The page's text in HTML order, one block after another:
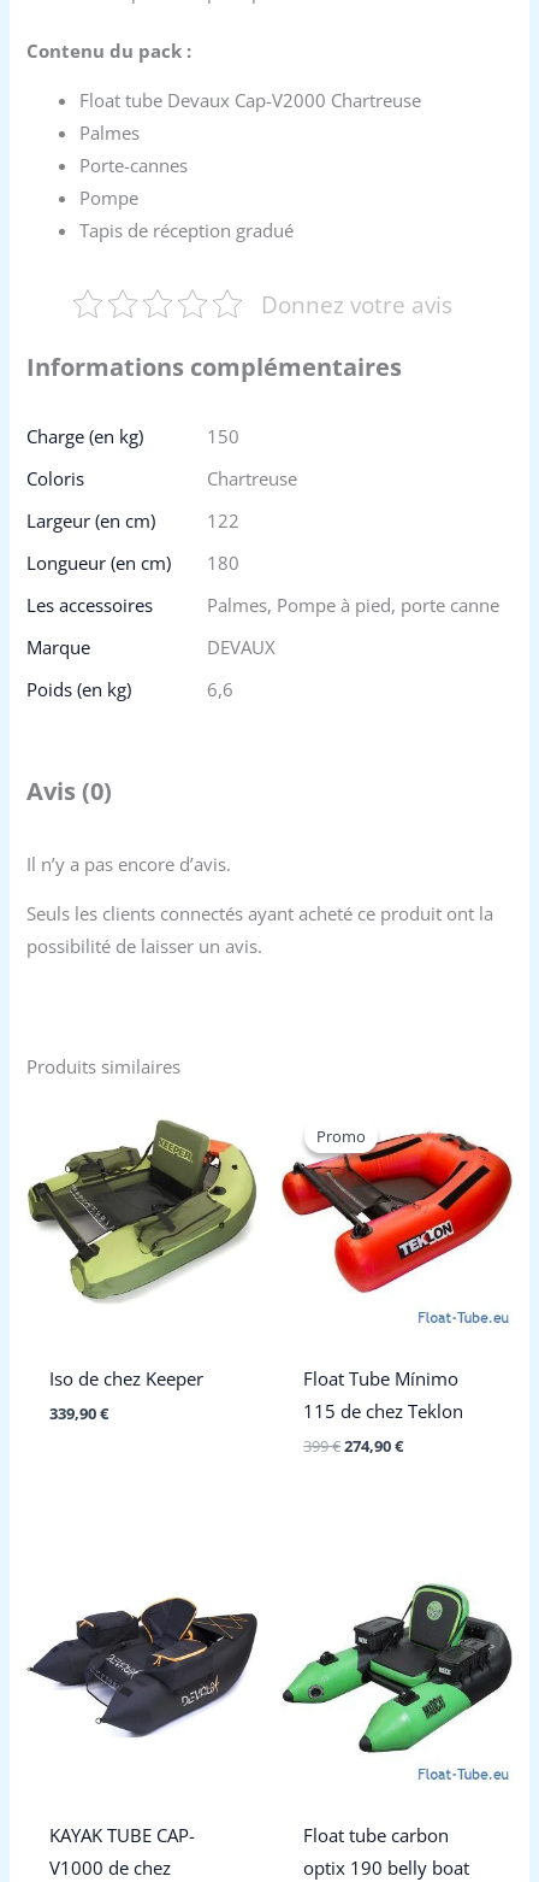
Contenu du pack :
Float tube Devaux Cap-V2000 Chartreuse
Palmes
Porte-cannes
Pompe
Tapis de réception gradué
Donnez votre avis
Informations complémentaires
Charge (en kg)
150
Coloris
Chartreuse
Largeur (en cm)
122
Longueur (en cm)
180
Les accessoires
Palmes, Pompe à pied, porte canne
Marque
DEVAUX
Poids (en kg)
6,6
Avis (0)
Il n’y a pas encore d’avis.
Seuls les clients connectés ayant acheté ce produit ont la
possibilité de laisser un avis.
Produits similaires
Iso de chez Keeper
339,90€
Promo
Promo
Float Tube Mínimo
115 de chez Teklon
399€Le
274,90€Le
KAYAK TUBE CAP-
V1000 de chez
Float tube carbon
optix 190 belly boat